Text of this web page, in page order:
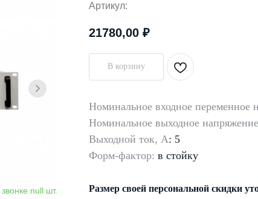
Артикул:
21780,00 ₽
В корзину
Номинальное входное переменное
Номинальное выходное
Выходной ток, А: 5
Форм-фактор: в стойку
Размер своей персональной скидки